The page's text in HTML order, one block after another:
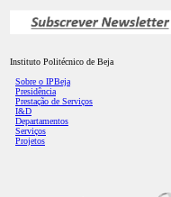
Instituto Politécnico de Beja
Sobre o IPBeja
Presidência
Prestação de Serviços
I&D
Departamentos
Serviços
Projetos